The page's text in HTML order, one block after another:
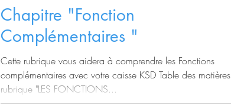
Chapitre "Fonction
Complémentaires "
Cette rubrique vous aidera à comprendre les Fonctions
complémentaires avec votre caisse KSD Table des matières
rubrique "LES FONCTIONS...